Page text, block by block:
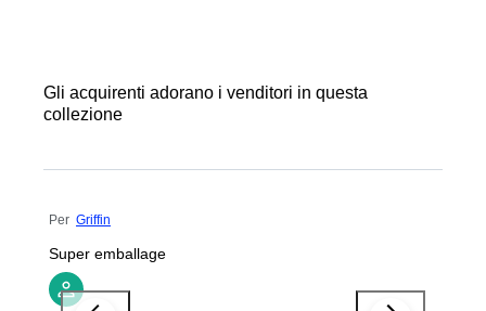
Gli acquirenti adorano i venditori in questa
collezione
Per Griffin
Super emballage